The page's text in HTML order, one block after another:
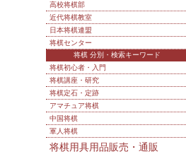
高校将棋部
近代将棋教室
日本将棋連盟
将棋センター
将棋 分別・検索キーワード
将棋初心者・入門
将棋講座・研究
将棋定石・定跡
アマチュア将棋
中国将棋
軍人将棋
将棋用具用品販売・通販